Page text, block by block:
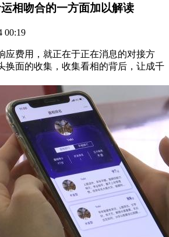
相吻合的一方面加以解读
00:19
费用，就正在于正在消息的对接方
换面的收集，收集看相的背后，让成千